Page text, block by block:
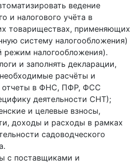
ведение
и налогового учёта в
товариществах, применяющих
систему налогообложения)
налогообложения).
и заполнять декларации,
расчёты и
отчеты в ФНС, ПФР, ФСС
деятельности СНТ);
и целевые взносы,
доходы и расходы в рамках
садоводческого
с поставщиками и